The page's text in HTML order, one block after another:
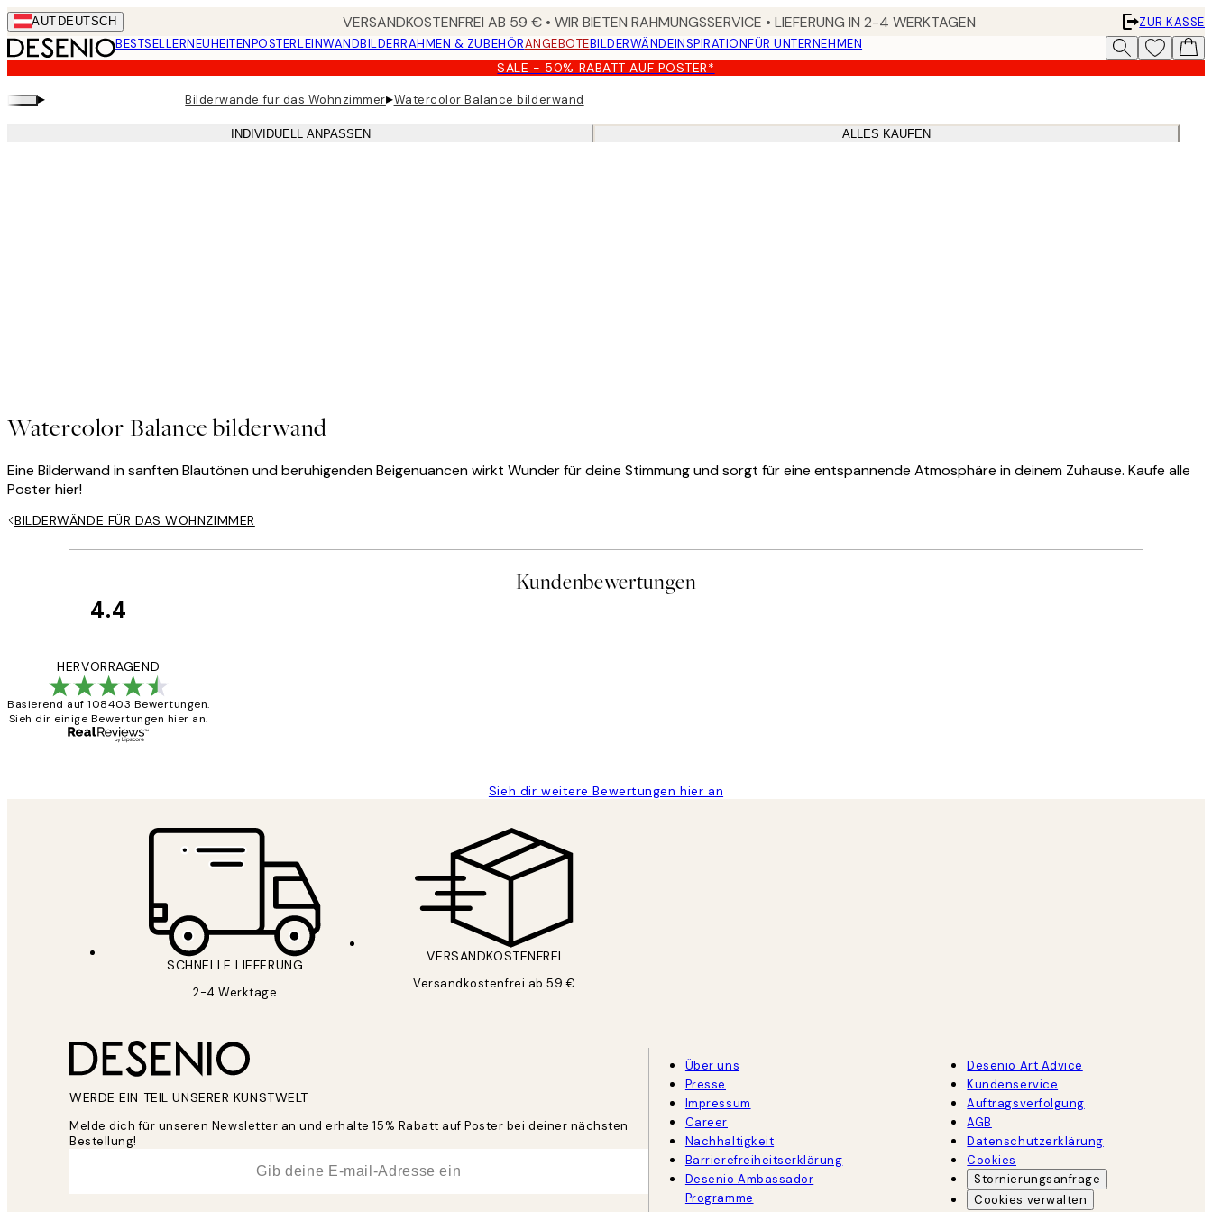
Skip
to
main
content.
AUT DEUTSCH VERSANDKOSTENFREI AB 59 € • WIR BIETEN RAHMUNGSSERVICE • LIEFERUNG IN 2-4 WERKTAGEN
ZUR KASSE
BESTSELLERNEUHEITENPOSTERLEINWANDBILDERRAHMEN & ZUBEHÖRANGEBOTEBILDERWÄNDEINSPIRATIONFÜR UNTERNEHMEN
SALE - 50% RABATT AUF POSTER*
▸ Bilderwände für das Wohnzimmer▸Watercolor Balance bilderwand
INDIVIDUELL ANPASSEN ALLES KAUFEN
Watercolor Balance bilderwand
Eine Bilderwand in sanften Blautönen und beruhigenden Beigenuancen wirkt Wunder für deine Stimmung und sorgt für eine entspannende Atmosphäre in deinem Zuhause. Kaufe alle
Poster hier!
BILDERWÄNDE FÜR DAS WOHNZIMMER
Kundenbewertungen
4.4
HERVORRAGEND
Basierend auf 108403 Bewertungen.
Sieh dir einige Bewertungen hier an.
Sieh dir weitere Bewertungen hier an
SCHNELLE LIEFERUNG
2-4 Werktage
VERSANDKOSTENFREI
Versandkostenfrei ab 59 €
WERDE EIN TEIL UNSERER KUNSTWELT
Melde dich für unseren Newsletter an und erhalte 15% Rabatt auf Poster bei deiner nächsten
Bestellung!
Über uns
Presse
Impressum
Career
Nachhaltigkeit
Barrierefreiheitserklärung
Desenio Ambassador
Programme
Desenio Art Advice
Kundenservice
Auftragsverfolgung
AGB
Datenschutzerklärung
Cookies
Stornierungsanfrage
Cookies verwalten